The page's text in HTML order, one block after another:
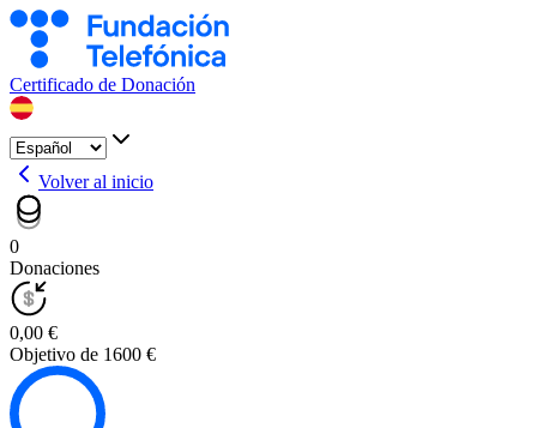
Certificado de Donación
Volver al inicio
0
Donaciones
0,00 €
Objetivo de 1600 €